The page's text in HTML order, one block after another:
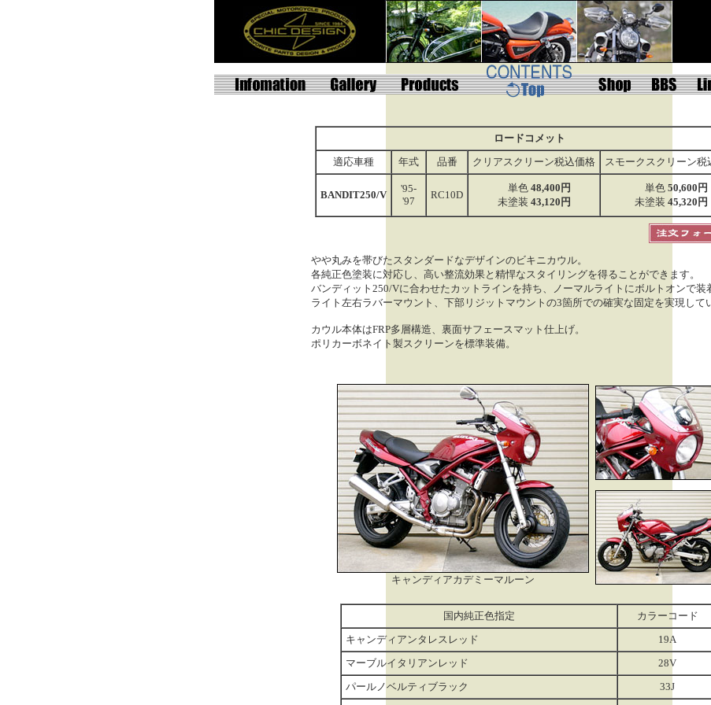
ロードコメット
適応車種
年式 品番 クリアスクリーン税込価格 スモークスクリーン税
BANDIT250/V
'95-
'97
RC10D
単色 48,400円
未塗装 43,120円
単色 50,600円
未塗装 45,320円
やや丸みを帯びたスタンダードなデザインのビキニカウル。
各純正色塗装に対応し、高い整流効果と精悍なスタイリングを得ることができます。
バンディット250/Vに合わせたカットラインを持ち、ノーマルライトにボルトオンで装
ライト左右ラバーマウント、下部リジットマウントの3箇所での確実な固定を実現して
カウル本体はFRP多層構造、裏面サフェースマット仕上げ。
ポリカーボネイト製スクリーンを標準装備。
キャンディアカデミーマルーン
国内純正色指定
カラーコード
キャンディアンタレスレッド
19A
マーブルイタリアンレッド
28V
パールノベルティブラック
33J